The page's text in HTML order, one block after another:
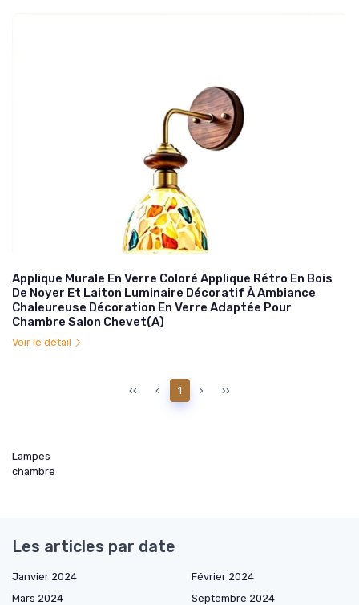
Applique Murale En Verre Coloré Applique Rétro En Bois
De Noyer Et Laiton Luminaire Décoratif À Ambiance
Chaleureuse Décoration En Verre Adaptée Pour
Chambre Salon Chevet(A)
Voir le détail
‹‹ ‹ 1 › ››
Lampes
chambre
Les articles par date
Janvier 2024
Février 2024
Mars 2024
Septembre 2024